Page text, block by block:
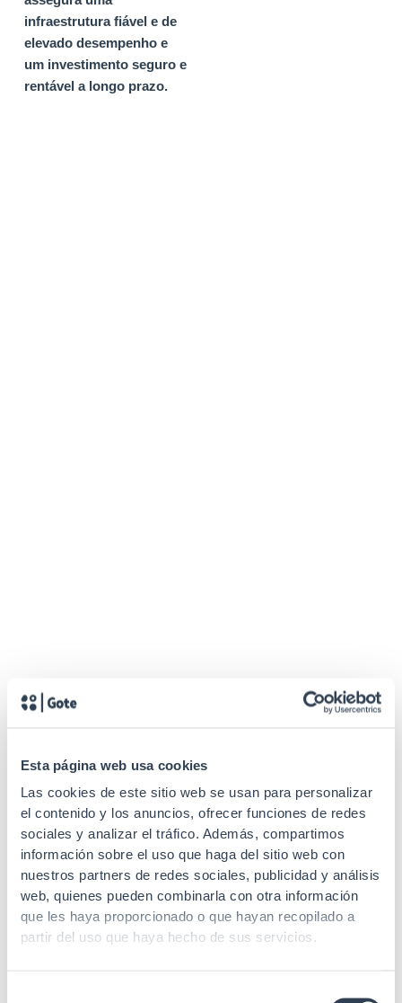
Esta página web usa cookies
Las cookies de este sitio web se usan para personalizar
el contenido y los anuncios, ofrecer funciones de redes
sociales y analizar el tráfico. Además, compartimos
información sobre el uso que haga del sitio web con
nuestros partners de redes sociales, publicidad y análisis
web, quienes pueden combinarla con otra información
que les haya proporcionado o que hayan recopilado a
partir del uso que haya hecho de sus servicios.
infraestrutura fiável e de
elevado desempenho e
um investimento seguro e
rentável a longo prazo.